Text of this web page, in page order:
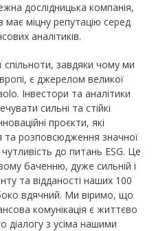
дослідницька компанія,
має міцну репутацію серед
аналітиків.
спільноти, завдяки чому ми
є джерелом великої
Інвестори та аналітики
сильні та стійкі
проєкти, які
розповсюдження значної
до питань ESG. Це
баченню, дуже сильній і
та відданості наших 100
вдячний. Ми віримо, що
комунікація є життєво
з усіма нашими